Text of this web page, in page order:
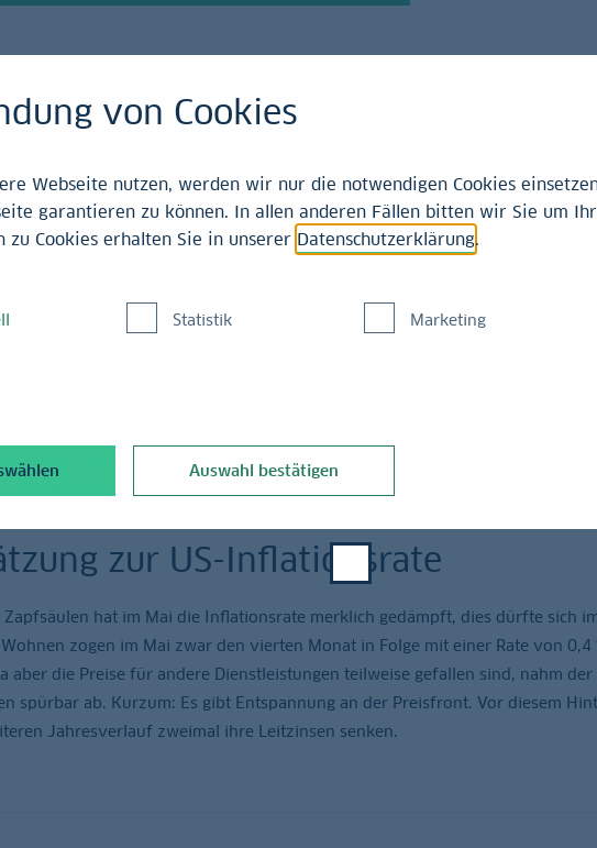
für Mai 2024
US-Konsumentenpreisindex für Mai veröffentlicht. Demnach stagnierten
in saisonbereinigter Rechnung gegenüber dem Vormonat.
zur US-Inflationsrate
Zapfsäulen hat im Mai die Inflationsrate merklich gedämpft, dies dürfte sich
zogen im Mai zwar den vierten Monat in Folge mit einer Rate von 0,4
aber die Preise für andere Dienstleistungen teilweise gefallen sind, nahm der
spürbar ab. Kurzum: Es gibt Entspannung an der Preisfront. Vor diesem
Jahresverlauf zweimal ihre Leitzinsen senken.
von Cookies
Webseite nutzen, werden wir nur die notwendigen Cookies
garantieren zu können. In allen anderen Fällen bitten wir Sie um
zu Cookies erhalten Sie in unserer Datenschutzerklärung.
Statistik Marketing
Auswahl bestätigen